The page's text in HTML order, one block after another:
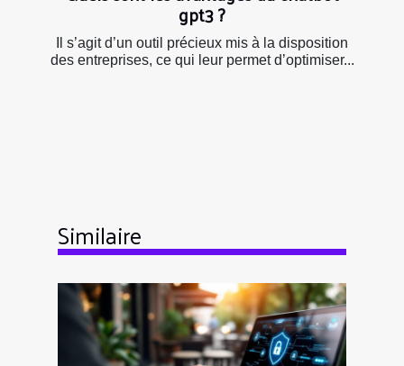
gpt3 ?
Il s’agit d’un outil précieux mis à la disposition
des entreprises, ce qui leur permet d’optimiser...
Similaire